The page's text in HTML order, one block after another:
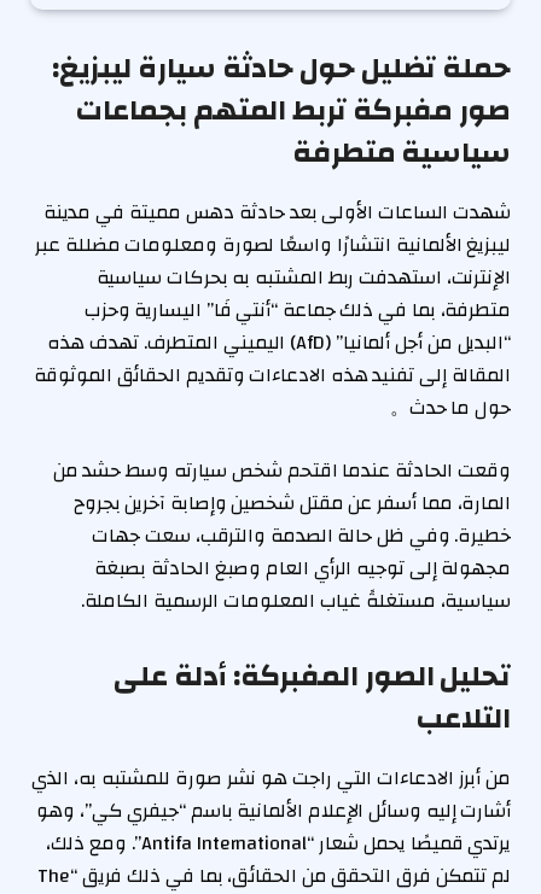
حملة تضليل حول حادثة سيارة ليبزيغ:
صور مفبركة تربط المتهم بجماعات
سياسية متطرفة
شهدت الساعات الأولى بعد حادثة دهس مميتة في مدينة
ليبزيغ الألمانية انتشارًا واسعًا لصورة ومعلومات مضللة عبر
الإنترنت، استهدفت ربط المشتبه به بحركات سياسية
متطرفة، بما في ذلك جماعة “أنتي فَا” اليسارية وحزب
“البديل من أجل ألمانيا” (AfD) اليميني المتطرف. تهدف هذه
المقالة إلى تفنيد هذه الادعاءات وتقديم الحقائق الموثوقة
حول ما حدث。
وقعت الحادثة عندما اقتحم شخص سيارته وسط حشد من
المارة، مما أسفر عن مقتل شخصين وإصابة آخرين بجروح
خطيرة. وفي ظل حالة الصدمة والترقب، سعت جهات
مجهولة إلى توجيه الرأي العام وصبغ الحادثة بصبغة
سياسية، مستغلةً غياب المعلومات الرسمية الكاملة.
تحليل الصور المفبركة: أدلة على
التلاعب
من أبرز الادعاءات التي راجت هو نشر صورة للمشتبه به، الذي
أشارت إليه وسائل الإعلام الألمانية باسم “جيفري كي”، وهو
يرتدي قميصًا يحمل شعار “Antifa International”. ومع ذلك،
لم تتمكن فرق التحقق من الحقائق، بما في ذلك فريق “The